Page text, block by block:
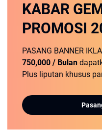
KABAR
PROMOSI
PASANG BANNER
750,000 / Bulan
Plus liputan khusus